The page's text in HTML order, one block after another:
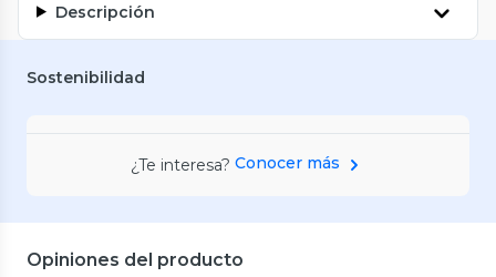
Descripción
Sostenibilidad
¿Te interesa? Conocer más
Opiniones del producto